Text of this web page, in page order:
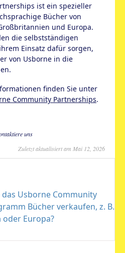
ist ein spezieller
Bücher von
und Europa.
die selbstständigen
Einsatz dafür sorgen,
von Usborne in die
finden Sie unter
Community Partnerships.
uns
Zuletzt aktualisiert am Mai 12, 2026
Usborne Community
Bücher verkaufen, z. B.
Europa?